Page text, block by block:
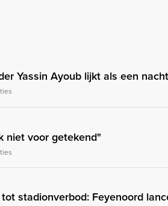
Yassin Ayoub lijkt als een
niet voor getekend"
stadionverbod: Feyenoord